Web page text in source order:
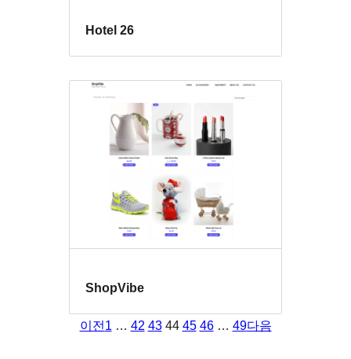
Hotel 26
ShopVibe
이전 1 … 42 43 44 45 46 … 49다음